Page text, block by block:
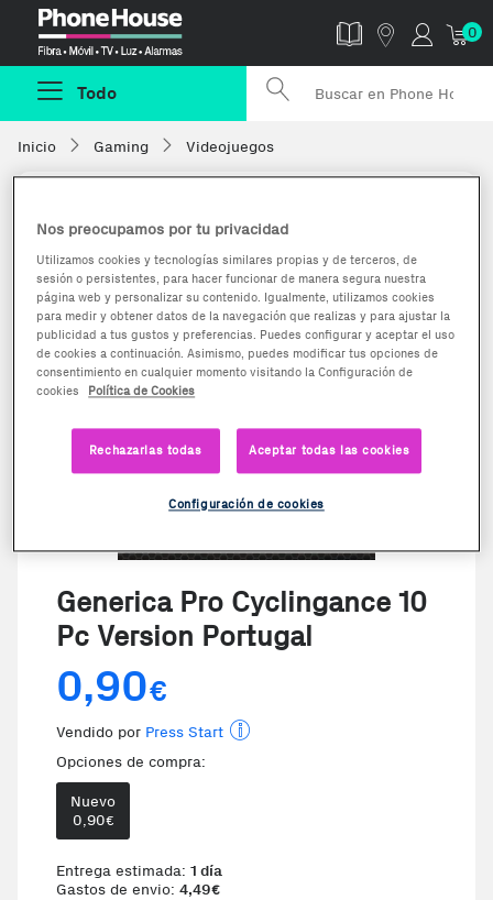
0
Todo
Inicio Gaming Videojuegos
Generica Pro Cyclingance 10
Pc Version Portugal
0,90€
Vendido por Press Start
Opciones de compra:
Nuevo
0,90€
Entrega estimada: 1 día
Gastos de envio: 4,49€
Nos preocupamos por tu privacidad
Utilizamos cookies y tecnologías similares propias y de terceros, de
sesión o persistentes, para hacer funcionar de manera segura nuestra
página web y personalizar su contenido. Igualmente, utilizamos cookies
para medir y obtener datos de la navegación que realizas y para ajustar la
publicidad a tus gustos y preferencias. Puedes configurar y aceptar el uso
de cookies a continuación. Asimismo, puedes modificar tus opciones de
consentimiento en cualquier momento visitando la Configuración de
cookies
Política de Cookies
Rechazarlas todas Aceptar todas las cookies
Configuración de cookies